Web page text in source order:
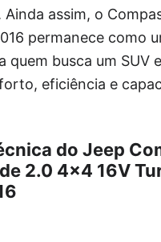
Ainda assim, o
permanece como
quem busca um SUV
eficiência e
do Jeep
2.0 4×4 16V